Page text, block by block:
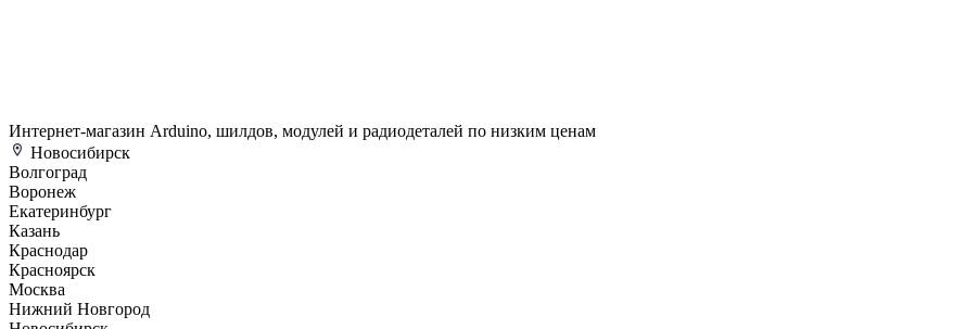
Интернет-магазин Arduino, шилдов, модулей и радиодеталей по низким ценам
Новосибирск
Волгоград
Воронеж
Екатеринбург
Казань
Краснодар
Красноярск
Москва
Нижний Новгород